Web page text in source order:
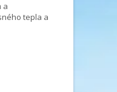
a
tepla a